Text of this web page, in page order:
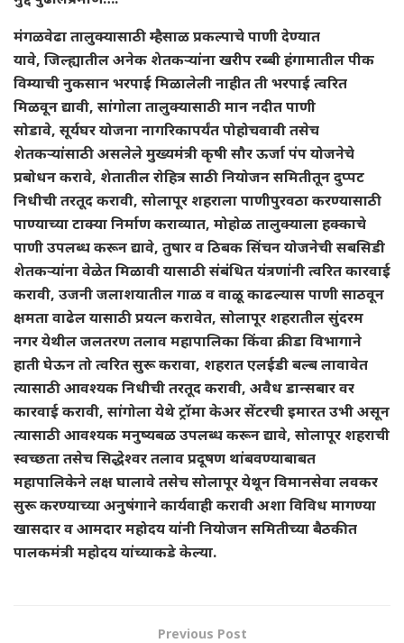
मंगळवेढा तालुक्यासाठी म्हैसाळ प्रकल्पाचे पाणी देण्यात
यावे, जिल्ह्यातील अनेक शेतकऱ्यांना खरीप रब्बी हंगामातील पीक
विम्याची नुकसान भरपाई मिळालेली नाहीत ती भरपाई त्वरित
मिळवून द्यावी, सांगोला तालुक्यासाठी मान नदीत पाणी
सोडावे, सूर्यघर योजना नागरिकापर्यंत पोहोचवावी तसेच
शेतकऱ्यांसाठी असलेले मुख्यमंत्री कृषी सौर ऊर्जा पंप योजनेचे
प्रबोधन करावे, शेतातील रोहित्र साठी नियोजन समितीतून दुप्पट
निधीची तरतूद करावी, सोलापूर शहराला पाणीपुरवठा करण्यासाठी
पाण्याच्या टाक्या निर्माण कराव्यात, मोहोळ तालुक्याला हक्काचे
पाणी उपलब्ध करून द्यावे, तुषार व ठिबक सिंचन योजनेची सबसिडी
शेतकऱ्यांना वेळेत मिळावी यासाठी संबंधित यंत्रणांनी त्वरित कारवाई
करावी, उजनी जलाशयातील गाळ व वाळू काढल्यास पाणी साठवून
क्षमता वाढेल यासाठी प्रयत्न करावेत, सोलापूर शहरातील सुंदरम
नगर येथील जलतरण तलाव महापालिका किंवा क्रीडा विभागाने
हाती घेऊन तो त्वरित सुरू करावा, शहरात एलईडी बल्ब लावावेत
त्यासाठी आवश्यक निधीची तरतूद करावी, अवैध डान्सबार वर
कारवाई करावी, सांगोला येथे ट्रॉमा केअर सेंटरची इमारत उभी असून
त्यासाठी आवश्यक मनुष्यबळ उपलब्ध करून द्यावे, सोलापूर शहराची
स्वच्छता तसेच सिद्धेश्वर तलाव प्रदूषण थांबवण्याबाबत
महापालिकेने लक्ष घालावे तसेच सोलापूर येथून विमानसेवा लवकर
सुरू करण्याच्या अनुषंगाने कार्यवाही करावी अशा विविध मागण्या
खासदार व आमदार महोदय यांनी नियोजन समितीच्या बैठकीत
पालकमंत्री महोदय यांच्याकडे केल्या.
Previous Post